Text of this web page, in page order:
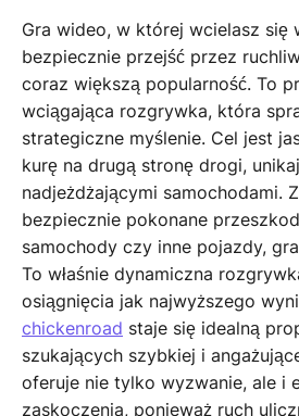
Gra wideo, w której wcielasz się
bezpiecznie przejść przez
coraz większą popularność. To
wciągająca rozgrywka, która
strategiczne myślenie. Cel jest
kurę na drugą stronę drogi,
nadjeżdżającymi samochodami.
bezpiecznie pokonane
samochody czy inne pojazdy,
To właśnie dynamiczna
osiągnięcia jak najwyższego
chickenroad staje się idealną
szukających szybkiej i
oferuje nie tylko wyzwanie, ale i
zaskoczenia, ponieważ ruch